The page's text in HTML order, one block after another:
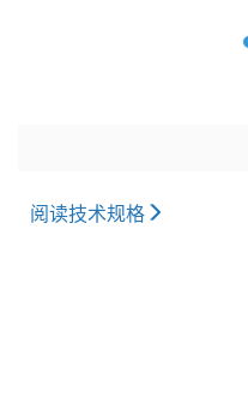
阅读技术规格